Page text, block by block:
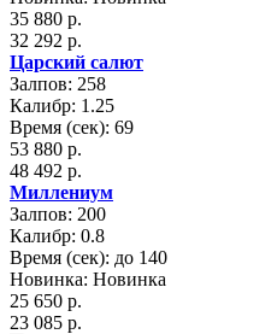
35 880 р.
32 292 р.
Царский салют
Залпов: 258
Калибр: 1.25
Время (сек): 69
53 880 р.
48 492 р.
Миллениум
Залпов: 200
Калибр: 0.8
Время (сек): до 140
Новинка: Новинка
25 650 р.
23 085 р.